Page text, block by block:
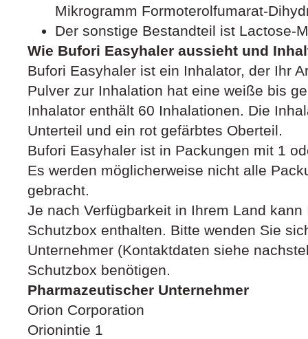
Mikrogramm Formoterolfumarat-
Der sonstige Bestandteil ist Lactose-
Wie Bufori Easyhaler aussieht und
Bufori Easyhaler ist ein Inhalator, der Ihr
Pulver zur Inhalation hat eine weiße bis
Inhalator enthält 60 Inhalationen. Die
Unterteil und ein rot gefärbtes Oberteil.
Bufori Easyhaler ist in Packungen mit 1
Es werden möglicherweise nicht alle
gebracht.
Je nach Verfügbarkeit in Ihrem Land
Schutzbox enthalten. Bitte wenden Sie
Unternehmer (Kontaktdaten siehe
Schutzbox benötigen.
Pharmazeutischer Unternehmer
Orion Corporation
Orionintie 1